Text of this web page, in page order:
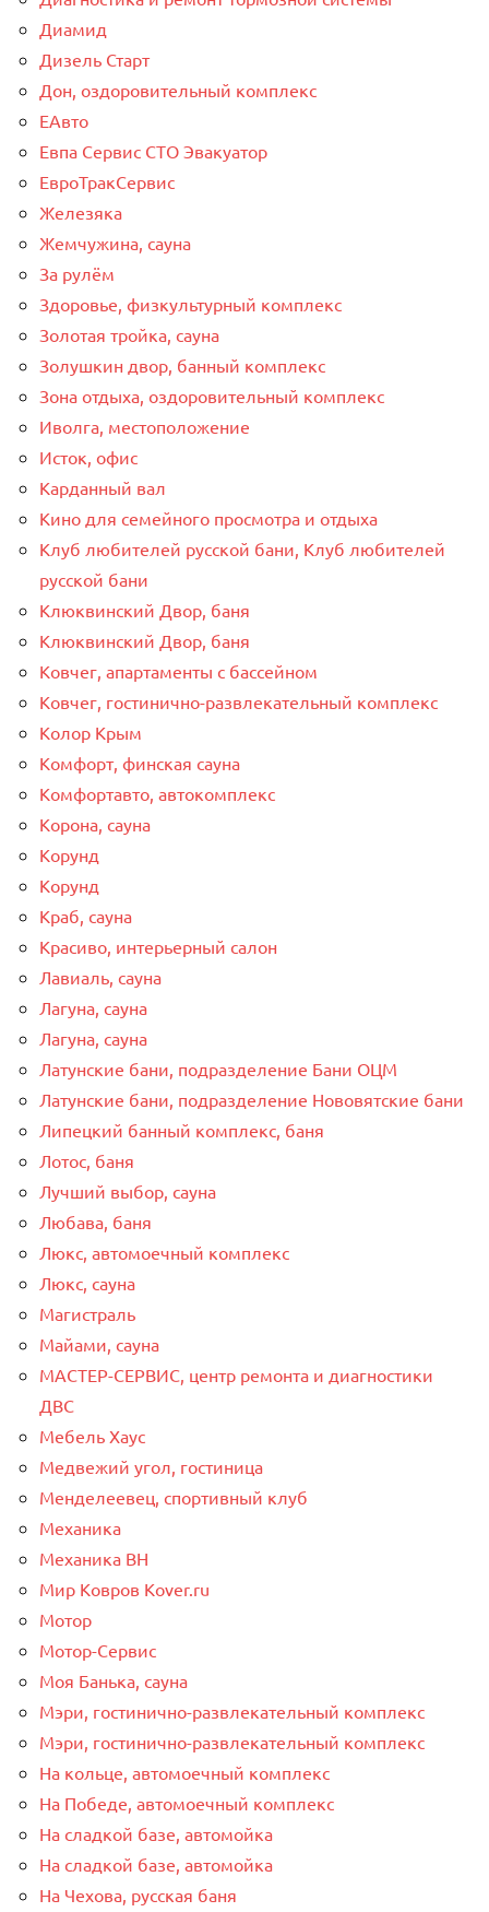
Диамид
Дизель Старт
Дон, оздоровительный комплекс
ЕАвто
Евпа Сервис СТО Эвакуатор
ЕвроТракСервис
Железяка
Жемчужина, сауна
За рулём
Здоровье, физкультурный комплекс
Золотая тройка, сауна
Золушкин двор, банный комплекс
Зона отдыха, оздоровительный комплекс
Иволга, местоположение
Исток, офис
Карданный вал
Кино для семейного просмотра и отдыха
Клуб любителей русской бани, Клуб любителей
русской бани
Клюквинский Двор, баня
Клюквинский Двор, баня
Ковчег, апартаменты с бассейном
Ковчег, гостинично-развлекательный комплекс
Колор Крым
Комфорт, финская сауна
Комфортавто, автокомплекс
Корона, сауна
Корунд
Корунд
Краб, сауна
Красиво, интерьерный салон
Лавиаль, сауна
Лагуна, сауна
Лагуна, сауна
Латунские бани, подразделение Бани ОЦМ
Латунские бани, подразделение Нововятские бани
Липецкий банный комплекс, баня
Лотос, баня
Лучший выбор, сауна
Любава, баня
Люкс, автомоечный комплекс
Люкс, сауна
Магистраль
Майами, сауна
МАСТЕР-СЕРВИС, центр ремонта и диагностики
ДВС
Мебель Хаус
Медвежий угол, гостиница
Менделеевец, спортивный клуб
Механика
Механика ВН
Мир Ковров Коvеr.ru
Мотор
Мотор-Сервис
Моя Банька, сауна
Мэри, гостинично-развлекательный комплекс
Мэри, гостинично-развлекательный комплекс
На кольце, автомоечный комплекс
На Победе, автомоечный комплекс
На сладкой базе, автомойка
На сладкой базе, автомойка
На Чехова, русская баня